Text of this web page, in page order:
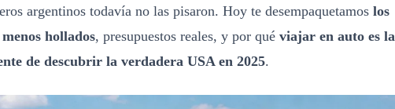
argentinos todavía no las pisaron. Hoy te desempaquetamos los
hollados, presupuestos reales, y por qué viajar en auto es la
de descubrir la verdadera USA en 2025.